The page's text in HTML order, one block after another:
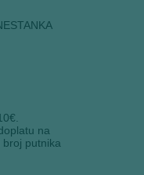
na
putnika